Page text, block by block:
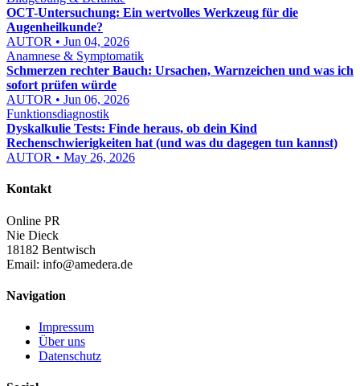
OCT-Untersuchung: Ein wertvolles Werkzeug für die
Augenheilkunde?
AUTOR • Jun 04, 2026
Anamnese & Symptomatik
Schmerzen rechter Bauch: Ursachen, Warnzeichen und was ich
sofort prüfen würde
AUTOR • Jun 06, 2026
Funktionsdiagnostik
Dyskalkulie Tests: Finde heraus, ob dein Kind
Rechenschwierigkeiten hat (und was du dagegen tun kannst)
AUTOR • May 26, 2026
Kontakt
Online PR
Nie Dieck
18182 Bentwisch
Email: info@amedera.de
Navigation
Impressum
Über uns
Datenschutz